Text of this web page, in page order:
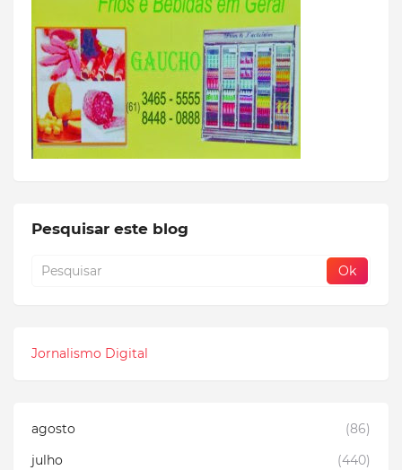
Pesquisar este blog
Jornalismo Digital
agosto
(86)
julho
(440)